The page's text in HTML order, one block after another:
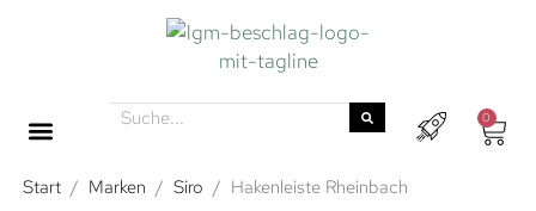
0
Start / Marken / Siro / Hakenleiste Rheinbach